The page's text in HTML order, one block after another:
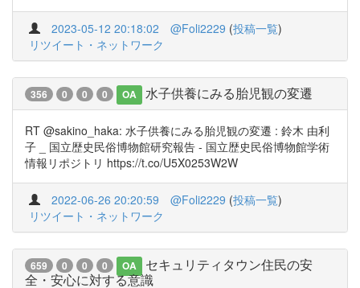
2023-05-12 20:18:02 @Foli2229 (投稿一覧)
リツイート・ネットワーク
356 0 0 0 OA 水子供養にみる胎児観の変遷
RT @sakino_haka: 水子供養にみる胎児観の変遷 : 鈴木 由利
子 _ 国立歴史民俗博物館研究報告 - 国立歴史民俗博物館学術
情報リポジトリ https://t.co/U5X0253W2W
2022-06-26 20:20:59 @Foli2229 (投稿一覧)
リツイート・ネットワーク
659 0 0 0 OA
セキュリティタウン住民の安
全・安心に対する意識